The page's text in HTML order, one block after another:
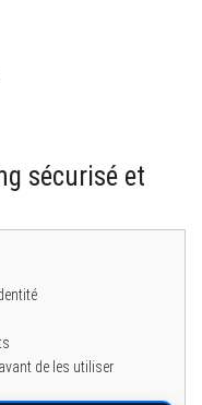
sécurisé et
de les utiliser